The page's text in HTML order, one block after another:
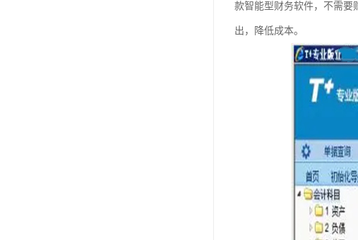
款智能型财务软件，不需要
出，降低成本。